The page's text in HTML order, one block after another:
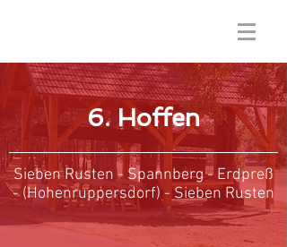
6. Hoffen
Sieben Rusten - Spannberg - Erdpreß
- (Hohenruppersdorf) - Sieben Rusten